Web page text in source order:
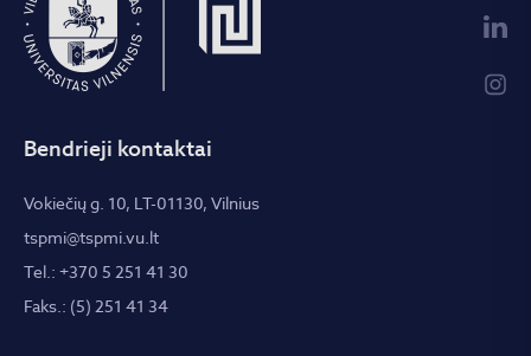
Bendrieji kontaktai
Vokiečių g. 10, LT-01130, Vilnius
tspmi@tspmi.vu.lt
Tel.: +370 5 251 41 30
Faks.: (5) 251 41 34